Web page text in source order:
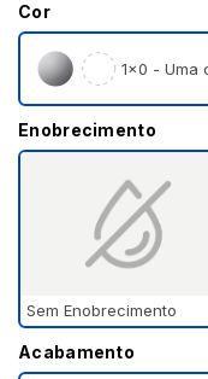
Cor
1×0 - Uma
Enobrecimento
Sem Enobrecimento
Acabamento